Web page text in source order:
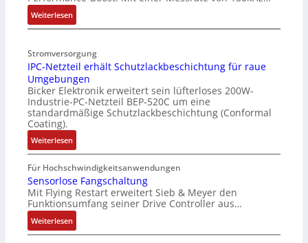
e
r
e
l
o
s
e
M
u
l
t
i
t
u
r
n
-
Weiterlesen:
V
r
b
e
s
s
e
r
t
e
L
a
e
r
t
Stromversorgung
IPC-Netzteil erhält Schutzlackbeschichtung für raue
Umgebungen
Bicker Elektronik erweitert sein lüfterloses 200W-
Industrie-PC-Netzteil BEP-520C um eine
standardmäßige Schutzlackbeschichtung (Conformal
Coating).
Weiterlesen:
I
P
C
N
t
Für Hochschwindigkeitsanwendungen
Sensorlose Fangschaltung
Mit Flying Restart erweitert Sieb & Meyer den
Funktionsumfang seiner Drive Controller aus…
Weiterlesen:
S